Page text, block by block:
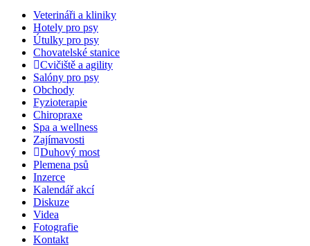
Veterináři a kliniky
Hotely pro psy
Útulky pro psy
Chovatelské stanice
Cvičiště a agility
Salóny pro psy
Obchody
Fyzioterapie
Chiropraxe
Spa a wellness
Zajímavosti
Duhový most
Plemena psů
Inzerce
Kalendář akcí
Diskuze
Videa
Fotografie
Kontakt